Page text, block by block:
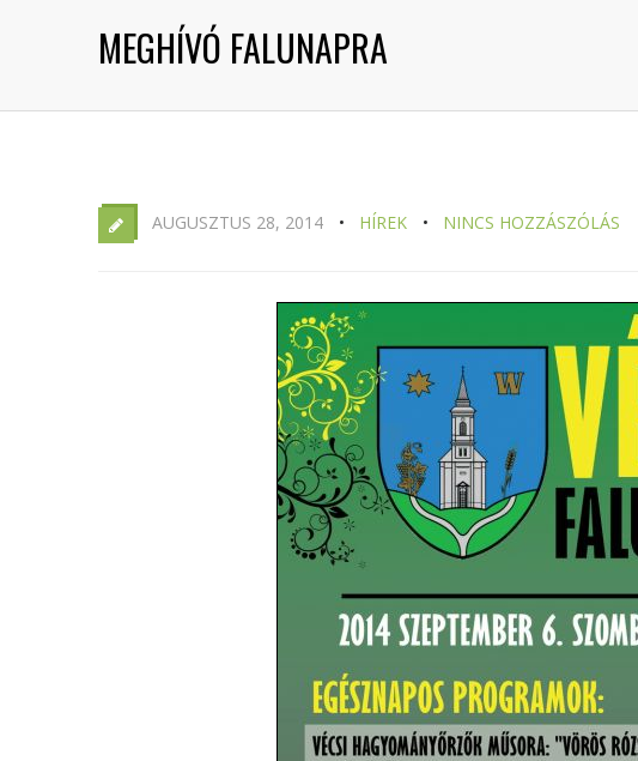
MEGHÍVÓ FALUNAPRA
AUGUSZTUS 28, 2014 HÍREK NINCS HOZZÁSZÓLÁS